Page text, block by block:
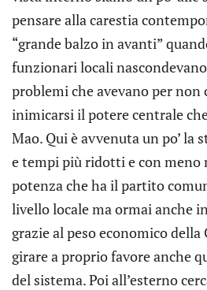
pensare alla carestia
“grande balzo in avanti”
funzionari locali
problemi che avevano per non
inimicarsi il potere centrale
Mao. Qui è avvenuta un po’ la
e tempi più ridotti e con meno
potenza che ha il partito
livello locale ma ormai anche
grazie al peso economico
girare a proprio favore anche
del sistema. Poi all’esterno